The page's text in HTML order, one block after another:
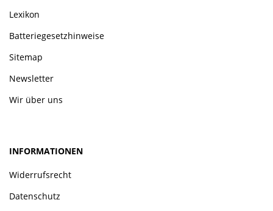
Lexikon
Batteriegesetzhinweise
Sitemap
Newsletter
Wir über uns
INFORMATIONEN
Widerrufsrecht
Datenschutz